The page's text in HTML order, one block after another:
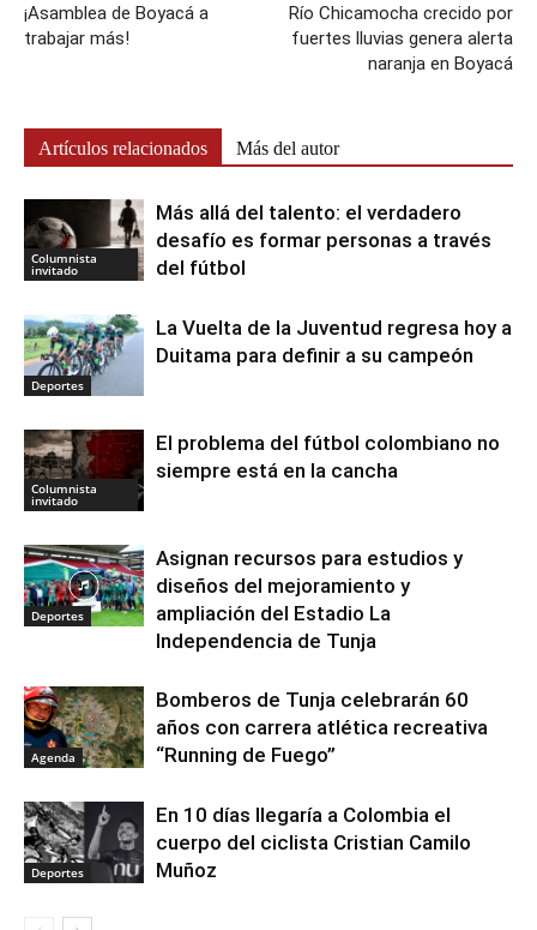
¡Asamblea de Boyacá a
trabajar más!
Río Chicamocha crecido por
fuertes lluvias genera alerta
naranja en Boyacá
Artículos relacionados Más del autor
Columnista
invitado
Más allá del talento: el verdadero
desafío es formar personas a través
del fútbol
Deportes
La Vuelta de la Juventud regresa hoy a
Duitama para definir a su campeón
Columnista
invitado
El problema del fútbol colombiano no
siempre está en la cancha
Deportes
Asignan recursos para estudios y
diseños del mejoramiento y
ampliación del Estadio La
Independencia de Tunja
Agenda
Bomberos de Tunja celebrarán 60
años con carrera atlética recreativa
“Running de Fuego”
Deportes
En 10 días llegaría a Colombia el
cuerpo del ciclista Cristian Camilo
Muñoz